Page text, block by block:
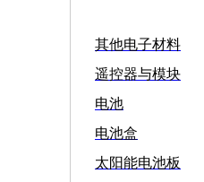
其他电子材料
遥控器与模块
电池
电池盒
太阳能电池板